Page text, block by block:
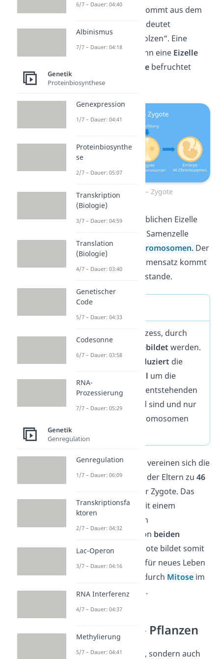
Der BegriffZygote
kommt aus dem
Griechischen und bedeutet
„zusammengeschmolzen“. Eine
Zygoteentsteht, wenn eine Eizelle
Samenzelle befruchtet
wird.
Keimzellen – Zygote
DerZellkernder weiblichen Eizelle
und der männlichen Samenzelle
enthält jeweils
Chromosomen. Der
Chromosomensatz kommt
zustande.
Meiose
ist der Prozess, durch
Keimzellen gebildet werden.
Dieser Prozess
reduziert die
Chromosomenzahl um die
Hälfte, sodass die entstehenden
Keimzellen haploid sind und nur
einen Satz von Chromosomen
Bei derBefruchtung
vereinen sich die
Chromosomensätze der Eltern zu46
in der Zygote. Das
macht siediploid
, mit einem
vollständigen Satz an
Erbinformationen von beiden
Elternteilen . Die Zygote bildet somit
den Grundbaustein
für neues Leben
und entwickelt sich durch Mitose im
Verlauf zumEmbryo .
Keimzellen — Pflanzen
Nicht nur Menschen, sondern auch
6/7 – Dauer: 04:40
Albinismus
7/7 – Dauer: 04:18
Genetik
Proteinbiosynthese
Genexpression
1/7 – Dauer: 04:41
Proteinbiosynthe
se
2/7 – Dauer: 05:07
Transkription
(Biologie)
3/7 – Dauer: 04:59
Translation
(Biologie)
4/7 – Dauer: 03:40
Genetischer
Code
5/7 – Dauer: 04:33
Codesonne
6/7 – Dauer: 03:58
RNA-
Prozessierung
7/7 – Dauer: 05:29
Genetik
Genregulation
Genregulation
1/7 – Dauer: 06:09
Transkriptionsfa
ktoren
2/7 – Dauer: 04:32
Lac-Operon
3/7 – Dauer: 04:16
RNA Interferenz
4/7 – Dauer: 04:37
Methylierung
5/7 – Dauer: 04:41